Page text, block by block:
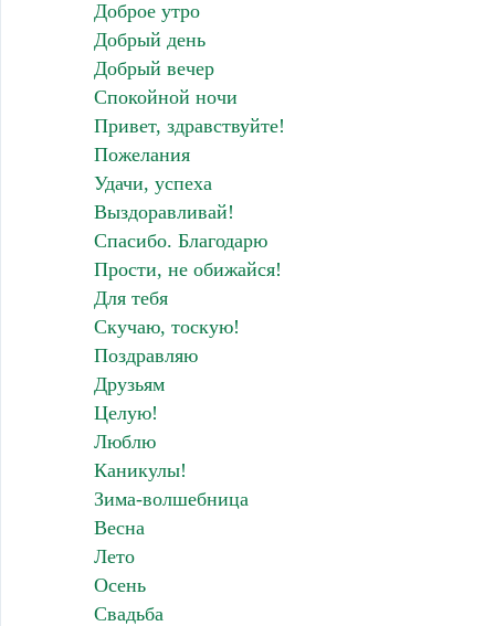
Доброе утро
Добрый день
Добрый вечер
Спокойной ночи
Привет, здравствуйте!
Пожелания
Удачи, успеха
Выздоравливай!
Спасибо. Благодарю
Прости, не обижайся!
Для тебя
Скучаю, тоскую!
Поздравляю
Друзьям
Целую!
Люблю
Каникулы!
Зима-волшебница
Весна
Лето
Осень
Свадьба